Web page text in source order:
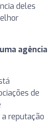
deles
agência
de
reputação